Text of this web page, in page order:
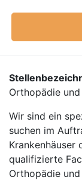
Orthopädie
Wir sind ein
suchen im
qualifizierte
Orthopädie